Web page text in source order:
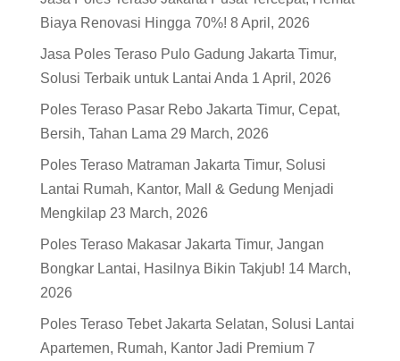
Biaya Renovasi Hingga 70%! 8 April, 2026
Jasa Poles Teraso Pulo Gadung Jakarta Timur,
Solusi Terbaik untuk Lantai Anda 1 April, 2026
Poles Teraso Pasar Rebo Jakarta Timur, Cepat,
Bersih, Tahan Lama 29 March, 2026
Poles Teraso Matraman Jakarta Timur, Solusi
Lantai Rumah, Kantor, Mall & Gedung Menjadi
Mengkilap 23 March, 2026
Poles Teraso Makasar Jakarta Timur, Jangan
Bongkar Lantai, Hasilnya Bikin Takjub! 14 March,
2026
Poles Teraso Tebet Jakarta Selatan, Solusi Lantai
Apartemen, Rumah, Kantor Jadi Premium 7